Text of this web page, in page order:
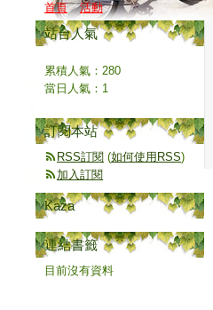
首頁 活動
站台人氣
累積人氣： 280
當日人氣： 1
訂閱本站
RSS訂閱 (如何使用RSS)
加入訂閱
Kaza
連結書籤
目前沒有資料